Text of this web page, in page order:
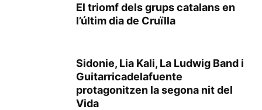
El triomf dels grups catalans en
l’últim dia de Cruïlla
Sidonie, Lia Kali, La Ludwig Band i
Guitarricadelafuente
protagonitzen la segona nit del
Vida